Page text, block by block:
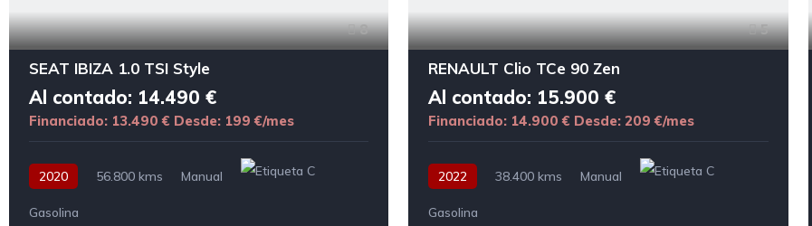
8
SEAT IBIZA 1.0 TSI Style
Al contado: 14.490 €
Financiado: 13.490 € Desde: 199 €/mes
2020 56.800 kms Manual
Gasolina
5
RENAULT Clio TCe 90 Zen
Al contado: 15.900 €
Financiado: 14.900 € Desde: 209 €/mes
2022 38.400 kms Manual
Gasolina